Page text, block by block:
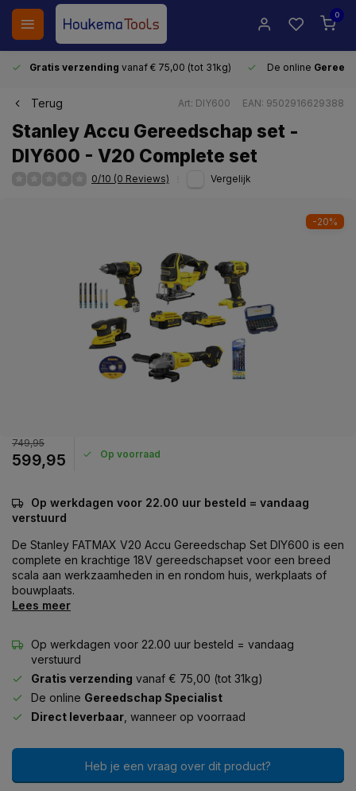
0
Gratis verzending vanaf € 75,00 (tot 31kg) De online
Terug Art: DIY600 EAN: 9502916629388
Stanley Accu Gereedschap set -
DIY600 - V20 Complete set
0/10 (0 Reviews) Vergelijk
-20%
749,95
599,95 Op voorraad
Op werkdagen voor 22.00 uur besteld = vandaag
verstuurd
De Stanley FATMAX V20 Accu Gereedschap Set DIY600 is een
complete en krachtige 18V gereedschapset voor een breed
scala aan werkzaamheden in en rondom huis, werkplaats of
bouwplaats.
Lees meer
Op werkdagen voor 22.00 uur besteld = vandaag
verstuurd
Gratis verzending vanaf € 75,00 (tot 31kg)
De online Gereedschap Specialist
Direct leverbaar , wanneer op voorraad
Heb je een vraag over dit product?